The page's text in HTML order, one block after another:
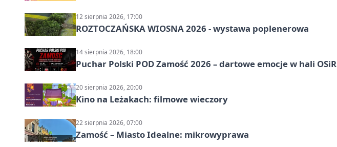
12 sierpnia 2026, 17:00
ROZTOCZAŃSKA WIOSNA 2026 - wystawa poplenerowa
14 sierpnia 2026, 18:00
Puchar Polski POD Zamość 2026 – dartowe emocje w hali OSiR
20 sierpnia 2026, 20:00
Kino na Leżakach: filmowe wieczory
22 sierpnia 2026, 07:00
Zamość – Miasto Idealne: mikrowyprawa